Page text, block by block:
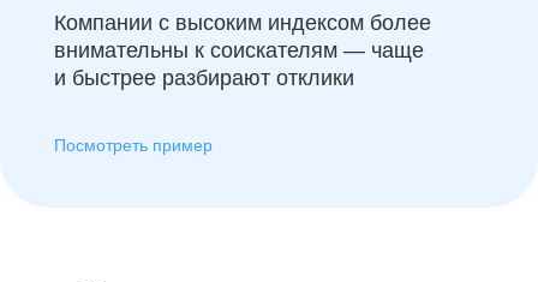
Компании с высоким индексом более
внимательны к соискателям — чаще
и быстрее разбирают отклики
Посмотреть пример